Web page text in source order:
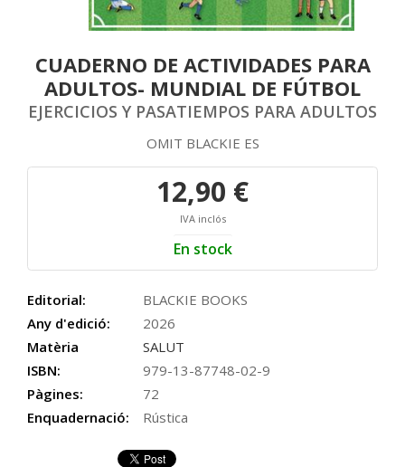
CUADERNO DE ACTIVIDADES PARA
ADULTOS- MUNDIAL DE FÚTBOL
EJERCICIOS Y PASATIEMPOS PARA ADULTOS
OMIT BLACKIE ES
12,90 €
IVA inclós
En stock
Editorial:
BLACKIE BOOKS
Any d'edició:
2026
Matèria
SALUT
ISBN:
979-13-87748-02-9
Pàgines:
72
Enquadernació:
Rústica